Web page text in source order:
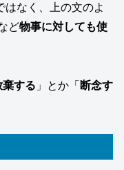
はなく、上の文のよ
ど物事に対しても使
棄する 」とか「 断念す